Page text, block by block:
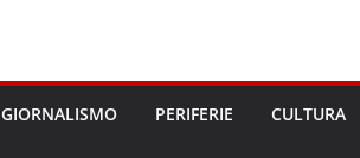
GIORNALISMO PERIFERIE CULTURA